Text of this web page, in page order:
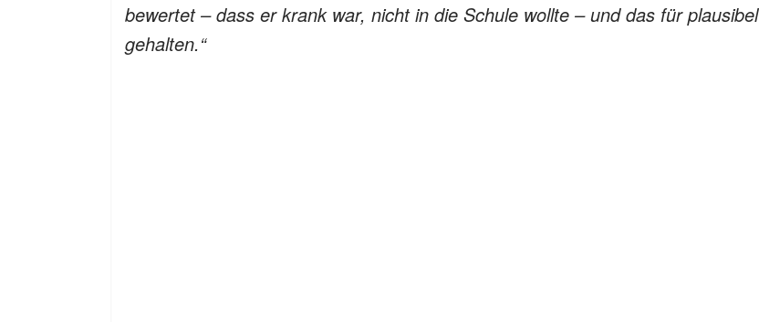
bewertet – dass er krank war, nicht in die Schule wollte – und das für plausibel
gehalten.“